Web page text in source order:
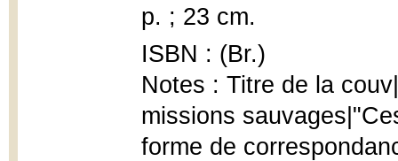
p. ; 23 cm.
ISBN : (Br.)
Notes : Titre de la
missions
forme de